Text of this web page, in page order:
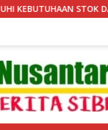
KASDAM XX/TUANKU